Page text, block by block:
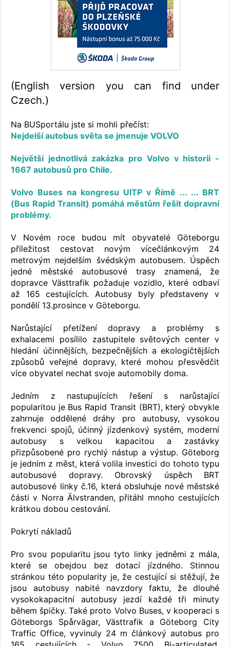
(English version you can find under
Czech.)
Na BUSportálu jste si mohli přečíst:
Nejdelší autobus světa se jmenuje VOLVO
Největší jednotlivá zakázka pro Volvo v historii -
1667 autobusů pro Chile.
Volvo Buses na kongresu UITP v Římě ... ... BRT
(Bus Rapid Transit) pomáhá městům řešit dopravní
problémy.
V Novém roce budou mít obyvatelé Göteborgu
příležitost cestovat novým vícečlánkovým 24
metrovým nejdelším švédským autobusem. Úspěch
jedné městské autobusové trasy znamená, že
dopravce Västtrafik požaduje vozidlo, které odbaví
až 165 cestujících. Autobusy byly představeny v
pondělí 13.prosince v Göteborgu.
Narůstající přetížení dopravy a problémy s
exhalacemi posílilo zastupitele světových center v
hledání účinnějších, bezpečnějších a ekologičtějších
způsobů veřejné dopravy, které mohou přesvědčit
více obyvatel nechat svoje automobily doma.
Jedním z nastupujících řešení s narůstající
popularitou je Bus Rapid Transit (BRT), který obvykle
zahrnuje oddělené dráhy pro autobusy, vysokou
frekvenci spojů, účinný jízdenkový systém, moderní
autobusy s velkou kapacitou a zastávky
přizpůsobené pro rychlý nástup a výstup. Göteborg
je jedním z měst, která volila investici do tohoto typu
autobusové dopravy. Obrovský úspěch BRT
autobusové linky č.16, která obsluhuje nové městské
části v Norra Älvstranden, přitáhl mnoho cestujících
krátkou dobou cestování.
Pokrytí nákladů
Pro svou popularitu jsou tyto linky jedněmi z mála,
které se obejdou bez dotací jízdného. Stinnou
stránkou této popularity je, že cestující si stěžují, že
jsou autobusy nabité navzdory faktu, že dlouhé
vysokokapacitní autobusy jezdí každé tři minuty
během špičky. Také proto Volvo Buses, v kooperaci s
Göteborgs Spårvägar, Västtrafik a Göteborg City
Traffic Office, vyvinuly 24 m článkový autobus pro